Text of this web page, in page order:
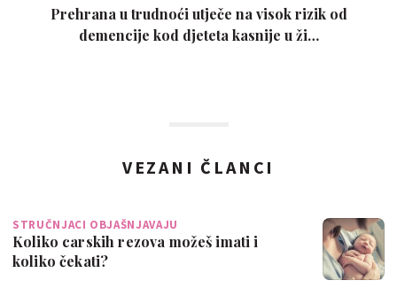
Prehrana u trudnoći utječe na visok rizik od
demencije kod djeteta kasnije u ži…
VEZANI ČLANCI
STRUČNJACI OBJAŠNJAVAJU
Koliko carskih rezova možeš imati i
koliko čekati?